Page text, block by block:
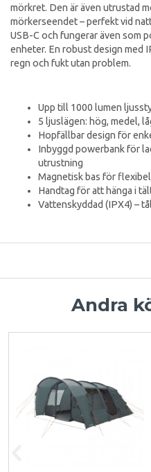
mörkret. Den är även utrustad
mörkerseendet – perfekt vid
USB-C och fungerar även som
enheter. En robust design med
regn och fukt utan problem.
Upp till 1000 lumen
5 ljuslägen: hög, medel,
Hopfällbar design för
Inbyggd powerbank för
utrustning
Magnetisk bas för
Handtag för att hänga i
Vattenskyddad (IPX4) –
Andra